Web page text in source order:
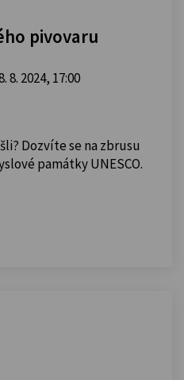
pivovaru
8. 2024, 17:00
Dozvíte se na zbrusu
památky UNESCO.